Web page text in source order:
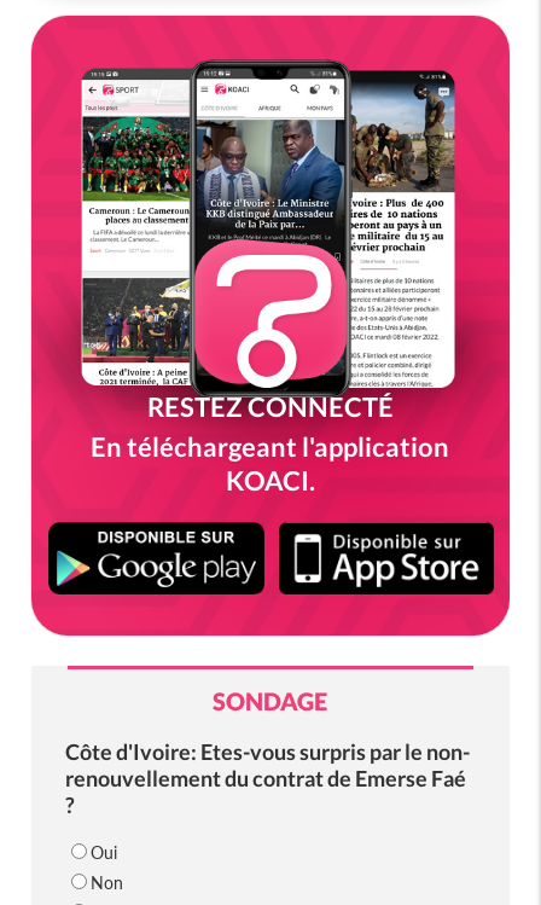
RESTEZ CONNECTÉ
En téléchargeant l'application
KOACI.
SONDAGE
Côte d'Ivoire: Etes-vous surpris par le non-
renouvellement du contrat de Emerse Faé
?
Oui
Non